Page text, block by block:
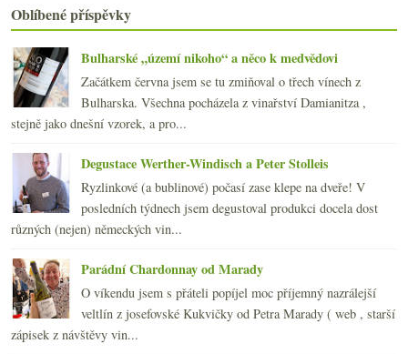
►2017(240)
►2016(250)
►2015(251)
►2014(254)
► 2013(249)
►2012(254)
►2011(252)
2010 (249)
►2009(249)
►2008(270)
►2007(108)
Oblíbené příspěvky
Bulharské „území nikoho“ a něco k medvědovi
Začátkem června jsem se tu zmiňoval o třech vínech z
Bulharska. Všechna pocházela z vinařství Damianitza ,
stejně jako dnešní vzorek, a pro...
Degustace Werther-Windisch a Peter Stolleis
Ryzlinkové (a bublinové) počasí zase klepe na dveře! V
posledních týdnech jsem degustoval produkci docela dost
různých (nejen) německých vin...
Parádní Chardonnay od Marady
O víkendu jsem s přáteli popíjel moc příjemný nazrálejší
veltlín z josefovské Kukvičky od Petra Marady ( web , starší
zápisek z návštěvy vin...